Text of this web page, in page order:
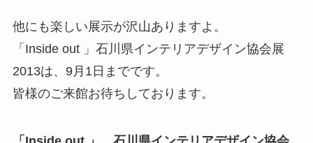
他にも楽しい展示が沢山ありますよ。
「Inside out 」石川県インテリアデザイン協会展
2013は、9月1日までです。
皆様のご来館お待ちしております。